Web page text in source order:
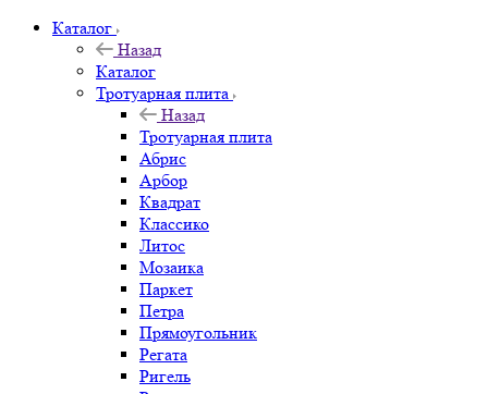
Каталог
Назад
Каталог
Тротуарная плита
Назад
Тротуарная плита
Абрис
Арбор
Квадрат
Классико
Литос
Мозаика
Паркет
Петра
Прямоугольник
Регата
Ригель